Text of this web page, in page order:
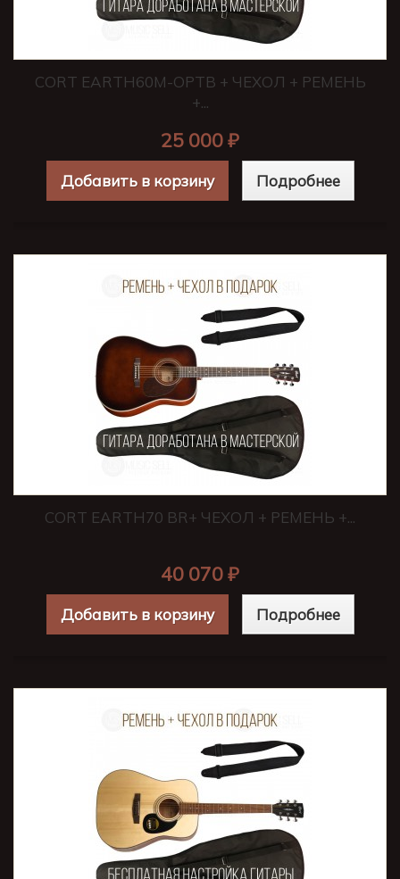
CORT EARTH60M-OPTB + ЧЕХОЛ + РЕМЕНЬ
+...
25 000 ₽
Добавить в корзину Подробнее
CORT EARTH70 BR+ ЧЕХОЛ + РЕМЕНЬ +...
40 070 ₽
Добавить в корзину Подробнее